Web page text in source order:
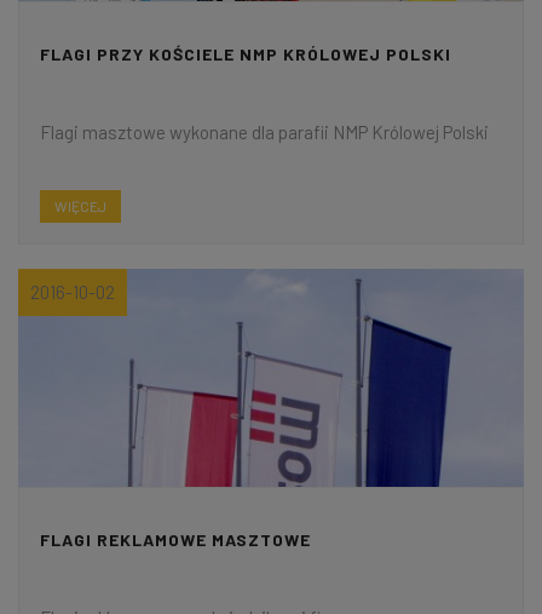
FLAGI PRZY KOŚCIELE NMP KRÓLOWEJ POLSKI
Flagi masztowe wykonane dla parafii NMP Królowej Polski
WIĘCEJ
2016-10-02
FLAGI REKLAMOWE MASZTOWE